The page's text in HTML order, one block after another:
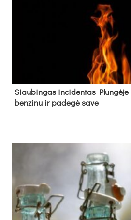
Siau­bin­gas in­ci­den­tas
ben­zi­nu ir pa­de­gė sa­ve